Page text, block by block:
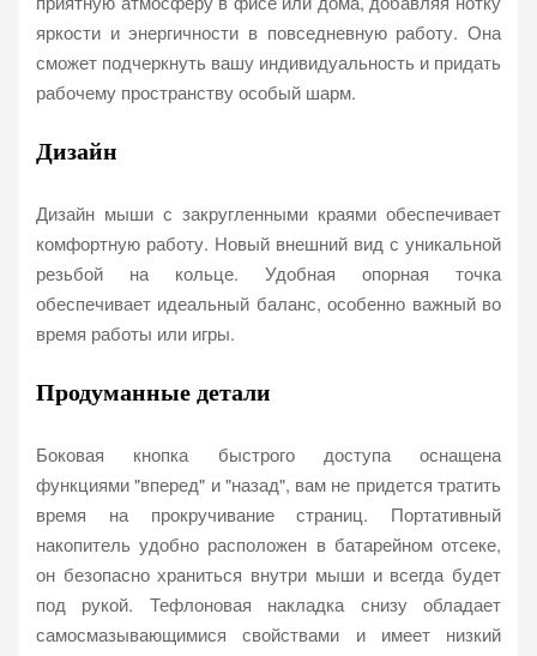
яркости и энергичности в повседневную работу. Она
сможет подчеркнуть вашу индивидуальность и придать
рабочему пространству особый шарм.
Дизайн
Дизайн мыши с закругленными краями обеспечивает
комфортную работу. Новый внешний вид с уникальной
резьбой на кольце.Удобная опорная точка
обеспечивает идеальный баланс, особенно важный во
время работы или игры.
Продуманные детали
Боковая кнопка быстрого доступа оснащена
функциями "вперед" и "назад", вам не придется тратить
время на прокручивание страниц. Портативный
накопитель удобно расположен в батарейном отсеке,
он безопасно храниться внутри мыши и всегда будет
под рукой. Тефлоновая накладка снизу обладает
самосмазывающимися свойствами и имеет низкий